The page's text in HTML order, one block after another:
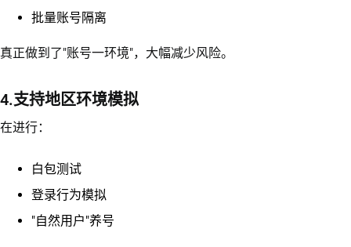
批量账号隔离
真正做到了"账号一环境"，大幅减少风险。
4.支持地区环境模拟
在进行：
白包测试
登录行为模拟
"自然用户"养号